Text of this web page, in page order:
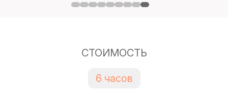
СТОИМОСТЬ
6 часов